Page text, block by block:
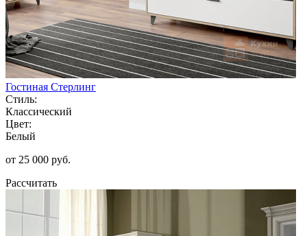
Гостиная Стерлинг
Стиль:
Классический
Цвет:
Белый
от 25 000 руб.
Рассчитать